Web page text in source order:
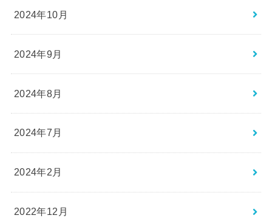
2024年10月
2024年9月
2024年8月
2024年7月
2024年2月
2022年12月